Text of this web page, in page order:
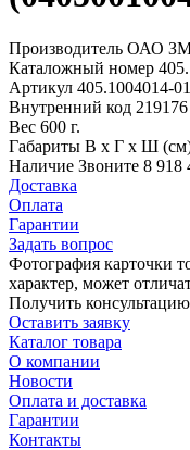
Производитель ОАО
Каталожный номер
Артикул 405.1004014-
Внутренний код 219176
Вес 600 г.
Габариты В х Г х Ш
Наличие Звоните 8 918
Доставка
Оплата
Гарантии
Задать вопрос
Фотография карточки
характер, может
Получить
Оставить заявку
Каталог товара
О компании
Новости
Оплата и доставка
Гарантии
Контакты